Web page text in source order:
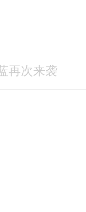
再次来袭